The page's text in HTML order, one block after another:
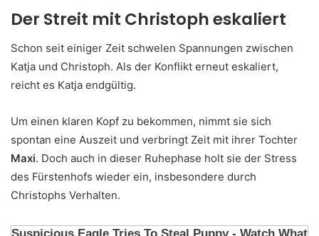
Der Streit mit Christoph eskaliert
Schon seit einiger Zeit schwelen Spannungen zwischen
Katja und Christoph. Als der Konflikt erneut eskaliert,
reicht es Katja endgültig.
Um einen klaren Kopf zu bekommen, nimmt sie sich
spontan eine Auszeit und verbringt Zeit mit ihrer Tochter
Maxi. Doch auch in dieser Ruhephase holt sie der Stress
des Fürstenhofs wieder ein, insbesondere durch
Christophs Verhalten.